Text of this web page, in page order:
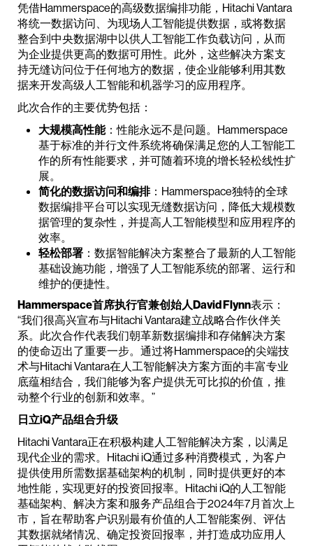
凭借Hammerspace的高级数据编排功能，Hitachi Vantara
将统一数据访问、为现场人工智能提供数据，或将数据
整合到中央数据湖中以供人工智能工作负载访问，从而
为企业提供更高的数据可用性。此外，这些解决方案支
持无缝访问位于任何地方的数据，使企业能够利用其数
据来开发高级人工智能和机器学习的应用程序。
此次合作的主要优势包括：
大规模高性能：性能永远不是问题。Hammerspace
基于标准的并行文件系统将确保满足您的人工智能工
作的所有性能要求，并可随着环境的增长轻松线性扩
展。
简化的数据访问和编排：Hammerspace独特的全球
数据编排平台可以实现无缝数据访问，降低大规模数
据管理的复杂性，并提高人工智能模型和应用程序的
效率。
轻松部署 ：数据智能解决方案整合了最新的人工智能
基础设施功能，增强了人工智能系统的部署、运行和
维护的便捷性。
Hammerspace首席执行官兼创始人David Flynn表示：
“我们很高兴宣布与Hitachi Vantara建立战略合作伙伴关
系。此次合作代表我们朝革新数据编排和存储解决方案
的使命迈出了重要一步。通过将Hammerspace的尖端技
术与Hitachi Vantara在人工智能解决方案方面的丰富专业
底蕴相结合，我们能够为客户提供无可比拟的价值，推
动整个行业的创新和效率。”
日立iQ产品组合升级
Hitachi Vantara正在积极构建人工智能解决方案，以满足
现代企业的需求。Hitachi iQ通过多种消费模式，为客户
提供使用所需数据基础架构的机制，同时提供更好的本
地性能，实现更好的投资回报率。Hitachi iQ的人工智能
基础架构、解决方案和服务产品组合于2024年7月首次上
市，旨在帮助客户识别最有价值的人工智能案例、评估
其数据就绪情况、确定投资回报率，并打造成功应用人